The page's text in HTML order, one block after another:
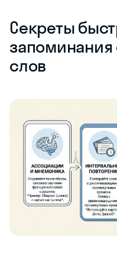
Секреты
слов